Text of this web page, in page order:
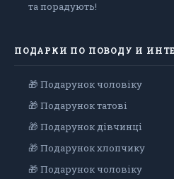
та порадують!
ПОДАРКИ ПО ПОВОДУ И
🎁 Подарунок чоловiку
🎁 Подарунок татові
🎁 Подарунок дівчинці
🎁 Подарунок хлопчику
🎁 Подарунок чоловіку